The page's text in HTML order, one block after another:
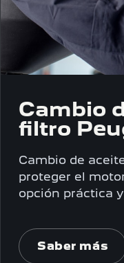
Cambio
filtro
Cambio de
proteger el
opción práctica
Saber más